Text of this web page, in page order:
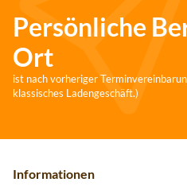
Persönliche
Ort
ist nach vorheriger
klassisches Ladengeschäft.)
Informationen